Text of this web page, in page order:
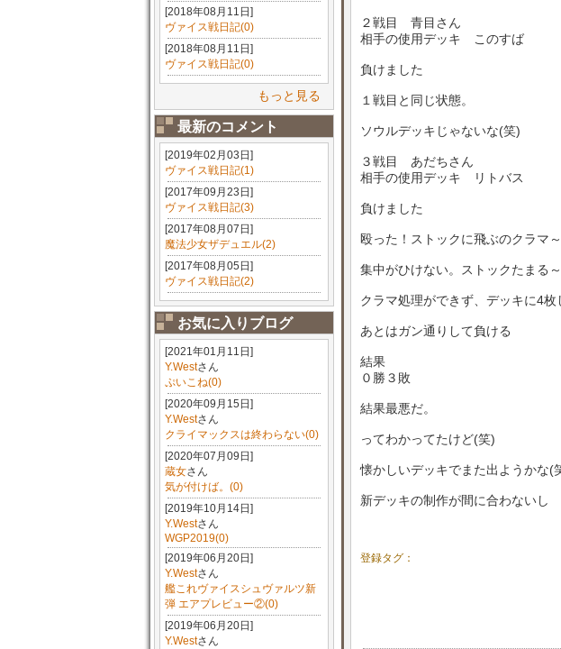
[2018年08月11日]
ヴァイス戦日記(0)
[2018年08月11日]
ヴァイス戦日記(0)
もっと見る
最新のコメント
[2019年02月03日]
ヴァイス戦日記(1)
[2017年09月23日]
ヴァイス戦日記(3)
[2017年08月07日]
魔法少女ザデュエル(2)
[2017年08月05日]
ヴァイス戦日記(2)
お気に入りブログ
[2021年01月11日]
Y.Westさん
ぷいこね(0)
[2020年09月15日]
Y.Westさん
クライマックスは終わらない(0)
[2020年07月09日]
蔵女さん
気が付けば。(0)
[2019年10月14日]
Y.Westさん
WGP2019(0)
[2019年06月20日]
Y.Westさん
艦これヴァイスシュヴァルツ新
弾 エアプレビュー②(0)
[2019年06月20日]
Y.Westさん
２戦目 青目さん
相手の使用デッキ このすば
負けました
１戦目と同じ状態。
ソウルデッキじゃないな(笑)
３戦目 あだちさん
相手の使用デッキ リトバス
負けました
殴った！ストックに飛ぶのクラマ
集中がひけない。ストックたまる～
クラマ処理ができず、デッキに4枚
あとはガン通りして負ける
結果
０勝３敗
結果最悪だ。
ってわかってたけど(笑)
懐かしいデッキでまた出ようかな(
新デッキの制作が間に合わないし
登録タグ：